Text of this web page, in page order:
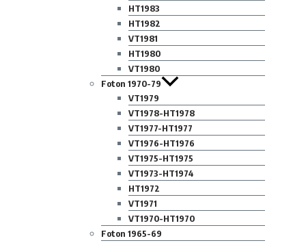
HT1983
HT1982
VT1981
HT1980
VT1980
Foton 1970-79
VT1979
VT1978-HT1978
VT1977-HT1977
VT1976-HT1976
VT1975-HT1975
VT1973-HT1974
HT1972
VT1971
VT1970-HT1970
Foton 1965-69